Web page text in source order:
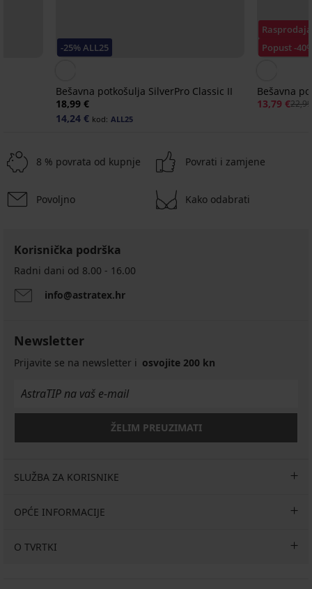
-25% ALL25
Bešavna potkošulja SilverPro Classic II
18,99 €
14,24 € kod: ALL25
Rasprodaja
Popust -
Bešavna
13,79 €
Bešavna
Classic
24,99
18,74
Kod
majica
18,99
€
Kod
ALL25
Pamučna
13,59
16,99
20,99
€
15,74
Kod
ALL25
8 % povrata od kupnje Povrati i zamjene
Povoljno Kako odabrati
Korisnička podrška
Radni dani od 8.00 - 16.00
info@astratex.hr
Newsletter
Prijavite se na newsletter i osvojite 200 kn
ŽELIM PREUZIMATI
SLUŽBA ZA KORISNIKE
OPĆE INFORMACIJE
O TVRTKI